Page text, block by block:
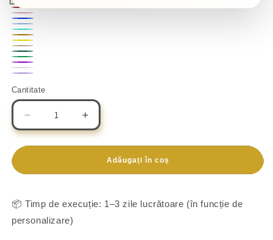
Roşu
Vişiniu
Roze
Albastru
Baby
Blue
Turquoise
Auriu
Galben
Șampanie
Verde
închis
Verde
Mov
Alb
Cantitate
Reduceți
cantitatea
pentru
Tocă,
Cocardă
-
Creșteți
cantitatea
pentru
Pachet
Tocă,
Cocardă
Adăugați în coș
📦 Timp de execuție: 1–3 zile lucrătoare (în funcție de
personalizare)